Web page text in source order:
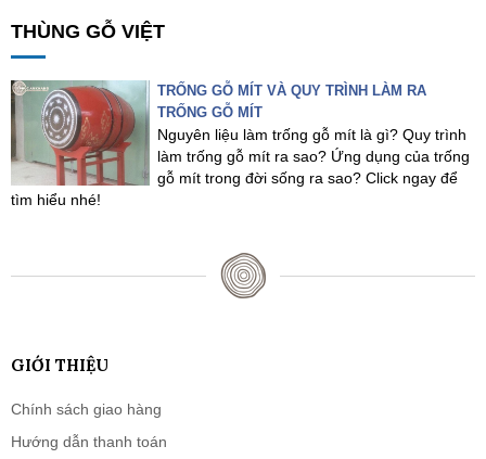
THÙNG GỖ VIỆT
TRỐNG GỖ MÍT VÀ QUY TRÌNH LÀM RA
TRỐNG GỖ MÍT
Nguyên liệu làm trống gỗ mít là gì? Quy trình
làm trống gỗ mít ra sao? Ứng dụng của trống
gỗ mít trong đời sống ra sao? Click ngay để
tìm hiểu nhé!
GIỚI THIỆU
Chính sách giao hàng
Hướng dẫn thanh toán